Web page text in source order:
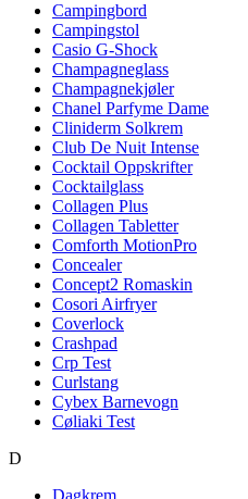
Campingbord
Campingstol
Casio G-Shock
Champagneglass
Champagnekjøler
Chanel Parfyme Dame
Cliniderm Solkrem
Club De Nuit Intense
Cocktail Oppskrifter
Cocktailglass
Collagen Plus
Collagen Tabletter
Comforth MotionPro
Concealer
Concept2 Romaskin
Cosori Airfryer
Coverlock
Crashpad
Crp Test
Curlstang
Cybex Barnevogn
Cøliaki Test
D
Dagkrem